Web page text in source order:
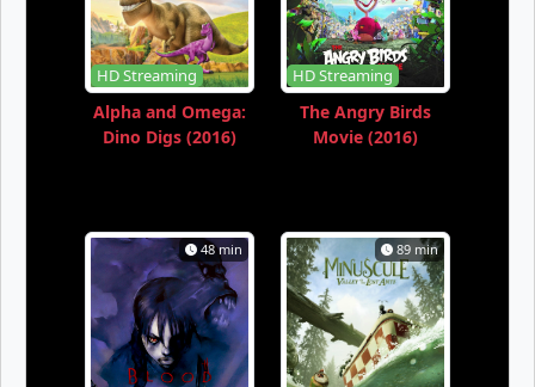
HD Streaming
Alpha and Omega:
Dino Digs (2016)
HD Streaming
The Angry Birds
Movie (2016)
48 min 89 min